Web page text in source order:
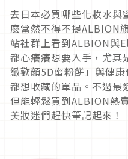
去日本必買哪些化妝水與
麼當然不得不提ALBION
站社群上看到ALBION與
都心癢癢想要入手，尤其
緻歡顏5D蜜粉餅」與健
都想收藏的單品。不過最
但能輕鬆買到ALBION熱
美妝迷們趕快筆記起來！